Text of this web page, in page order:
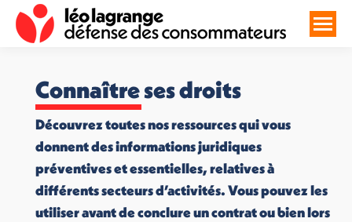
Connaître ses droits
Découvrez toutes nos ressources qui vous
donnent des informations juridiques
préventives et essentielles, relatives à
différents secteurs d’activités. Vous pouvez les
utiliser avant de conclure un contrat ou bien lors